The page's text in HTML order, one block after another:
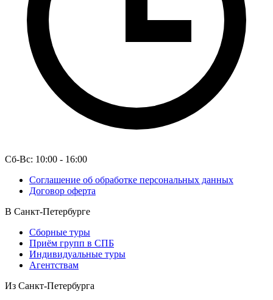
Сб-Вс: 10:00 - 16:00
Соглашение об обработке персональных данных
Договор оферта
В Санкт-Петербурге
Сборные туры
Приём групп в СПБ
Индивидуальные туры
Агентствам
Из Санкт-Петербурга